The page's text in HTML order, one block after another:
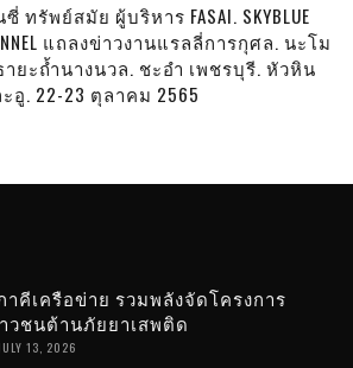
ทรัพย์สมัย ผู้บริหาร FASAI. SKYBLUE
แถลงข่าวงานแรลลี่การกุศล. นะโม
ยะถ้ำนางนวล. ชะอำ เพชรบุรี. หัวหิน
อู. 22-23 ตุลาคม 2565
าคีเครือข่าย รวมพลังจัดโครงการ
วชนต้านภัยยาเสพติด
13, 2026